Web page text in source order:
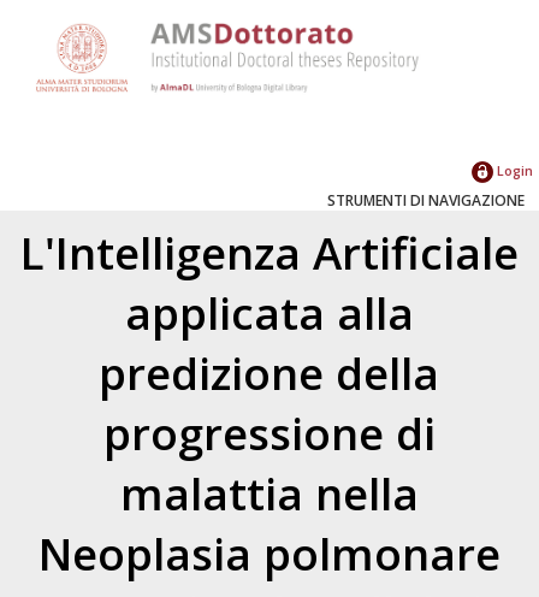
Login
STRUMENTI DI NAVIGAZIONE
L'Intelligenza Artificiale
applicata alla
predizione della
progressione di
malattia nella
Neoplasia polmonare